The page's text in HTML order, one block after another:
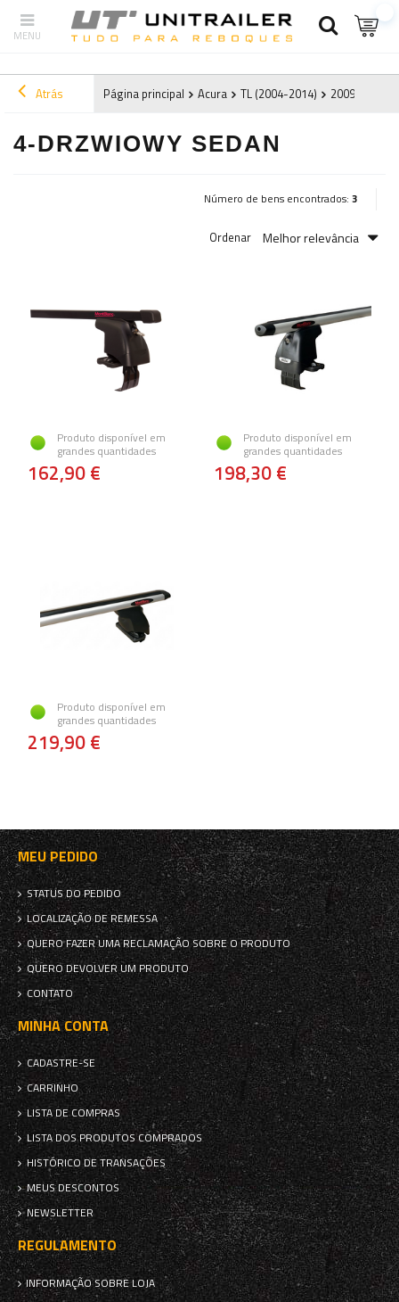
Atrás Página principal Acura TL (2004-2014) 2009
4-DRZWIOWY SEDAN
Número de bens encontrados: 3
Ordenar Melhor relevância
Produto disponível em
grandes quantidades
162,90 €
Produto disponível em
grandes quantidades
198,30 €
Produto disponível em
grandes quantidades
219,90 €
MEU PEDIDO
STATUS DO PEDIDO
LOCALIZAÇÃO DE REMESSA
QUERO FAZER UMA RECLAMAÇÃO SOBRE O PRODUTO
QUERO DEVOLVER UM PRODUTO
CONTATO
MINHA CONTA
CADASTRE-SE
CARRINHO
LISTA DE COMPRAS
LISTA DOS PRODUTOS COMPRADOS
HISTÓRICO DE TRANSAÇÕES
MEUS DESCONTOS
NEWSLETTER
REGULAMENTO
INFORMAÇÃO SOBRE LOJA